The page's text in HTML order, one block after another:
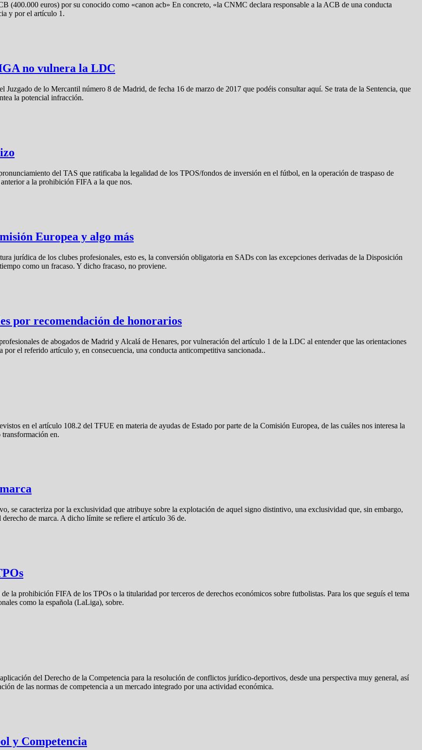
(400.000 euros) por su conocido como «canon acb» En concreto, «la CNMC declara responsable a la ACB de una conducta
y por el artículo 1.
no vulnera la LDC
Juzgado de lo Mercantil número 8 de Madrid, de fecha 16 de marzo de 2017 que podéis consultar aquí. Se trata de la Sentencia, que
la potencial infracción.
del TAS que ratificaba la legalidad de los TPOS/fondos de inversión en el fútbol, en la operación de traspaso de
a la prohibición FIFA a la que nos.
Europea y algo más
jurídica de los clubes profesionales, esto es, la conversión obligatoria en SADs con las excepciones derivadas de la Disposición
como un fracaso. Y dicho fracaso, no proviene.
por recomendación de honorarios
de abogados de Madrid y Alcalá de Henares, por vulneración del artículo 1 de la LDC al entender que las orientaciones
el referido artículo y, en consecuencia, una conducta anticompetitiva sancionada..
en el artículo 108.2 del TFUE en materia de ayudas de Estado por parte de la Comisión Europea, de las cuáles nos interesa la
en.
se caracteriza por la exclusividad que atribuye sobre la explotación de aquel signo distintivo, una exclusividad que, sin embargo,
de marca. A dicho límite se refiere el artículo 36 de.
la prohibición FIFA de los TPOs o la titularidad por terceros de derechos económicos sobre futbolistas. Para los que seguís el tema
como la española (LaLiga), sobre.
del Derecho de la Competencia para la resolución de conflictos jurídico-deportivos, desde una perspectiva muy general, así
de las normas de competencia a un mercado integrado por una actividad económica.
y Competencia